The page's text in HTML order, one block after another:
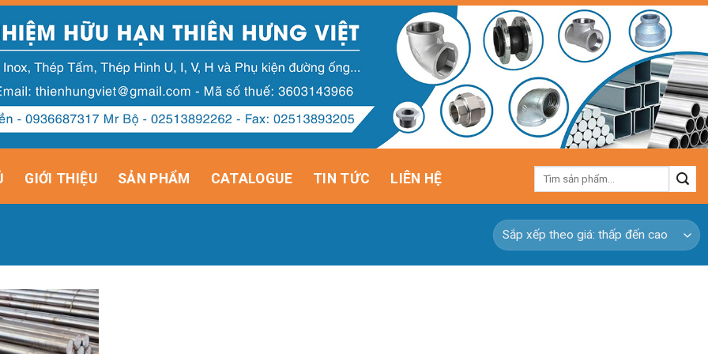
GIỚI THIỆU SẢN PHẨM CATALOGUE TIN TỨC LIÊN HỆ
Tìm